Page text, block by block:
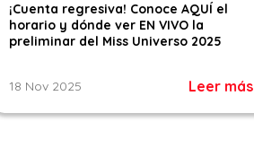
¡Cuenta regresiva! Conoce AQUÍ el
horario y dónde ver EN VIVO la
preliminar del Miss Universo 2025
18 Nov 2025 Leer más